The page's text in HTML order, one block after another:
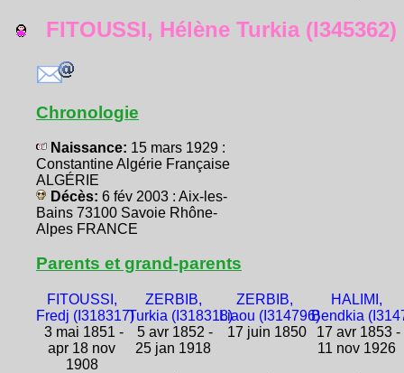
FITOUSSI, Hélène Turkia (I345362)
Chronologie
Naissance: 15 mars 1929 :
Constantine Algérie Française
ALGÉRIE
Décès: 6 fév 2003 : Aix-les-
Bains 73100 Savoie Rhône-
Alpes FRANCE
Parents et grand-parents
FITOUSSI,
Fredj (I318317)
3 mai 1851 -
apr 18 nov
1908
ZERBIB,
Turkia (I318318)
5 avr 1852 -
25 jan 1918
ZERBIB,
Liaou (I314796)
17 juin 1850
HALIMI,
Bendkia
17 avr 1853 -
11 nov 1926